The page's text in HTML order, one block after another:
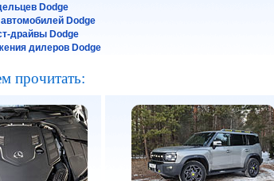
Dodge
Dodge
драйвы Dodge
дилеров Dodge
прочитать: